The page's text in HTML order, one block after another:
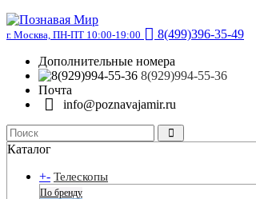
г. Москва, ПН-ПТ 10:00-19:00
8(499)396-35-49
Дополнительные номера
8(929)994-55-36
Почта
info@poznavajamir.ru
Каталог
+- Телескопы
По бренду